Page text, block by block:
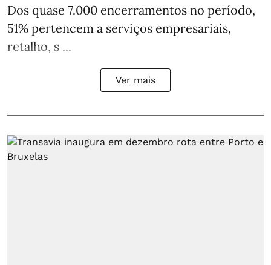
Dos quase 7.000 encerramentos no período,
51% pertencem a serviços empresariais,
retalho, s ...
Ver mais